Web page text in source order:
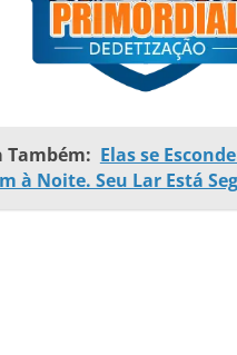
Também: Elas se
à Noite. Seu Lar Está